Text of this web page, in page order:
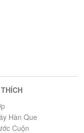
Hàn Que
Cuộn